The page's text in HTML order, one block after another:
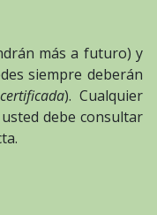
más a futuro) y
siempre deberán
). Cualquier
debe consultar